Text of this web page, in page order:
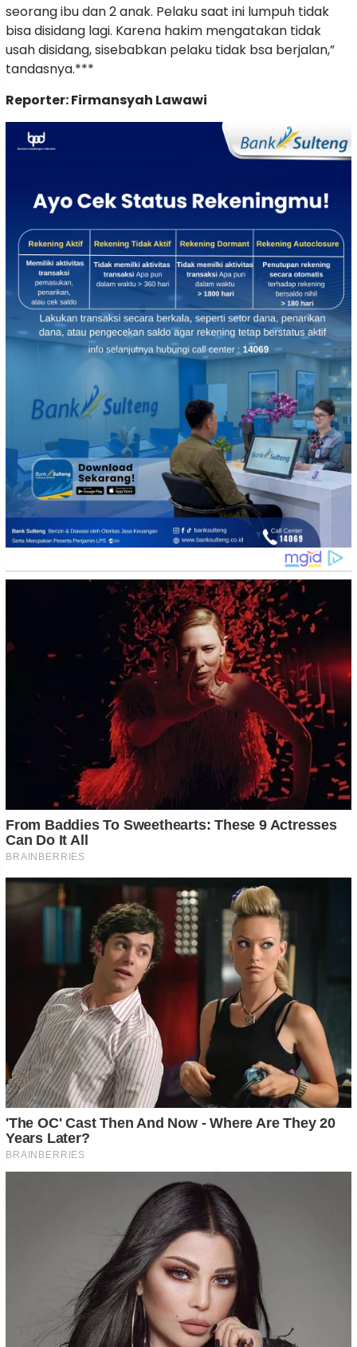
seorang ibu dan 2 anak. Pelaku saat ini lumpuh tidak
bisa disidang lagi. Karena hakim mengatakan tidak
usah disidang, sisebabkan pelaku tidak bsa berjalan,”
tandasnya.***
Reporter: Firmansyah Lawawi